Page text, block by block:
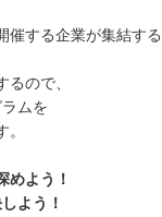
催する企業が集結する
ので、
ムを
めよう！
よう！